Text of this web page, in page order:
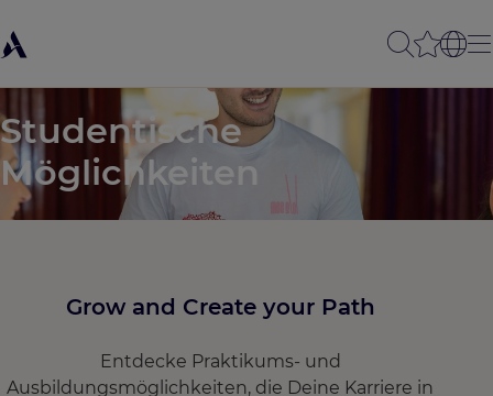
Studentische
Möglichkeiten
Grow and Create your Path
Entdecke Praktikums- und
Ausbildungsmöglichkeiten, die Deine Karriere in